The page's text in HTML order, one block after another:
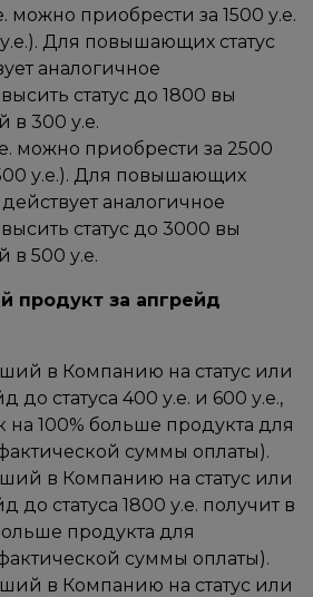
можно приобрести за 1500 у.е.
Для повышающих статус
аналогичное
статус до 1800 вы
в 300 у.е.
можно приобрести за 2500
у.е.). Для повышающих
действует аналогичное
статус до 3000 вы
в 500 у.е.
продукт за апгрейд
в Компанию на статус или
статуса 400 у.е. и 600 у.е.,
на 100% больше продукта для
суммы оплаты).
в Компанию на статус или
статуса 1800 у.е. получит в
продукта для
суммы оплаты).
в Компанию на статус или